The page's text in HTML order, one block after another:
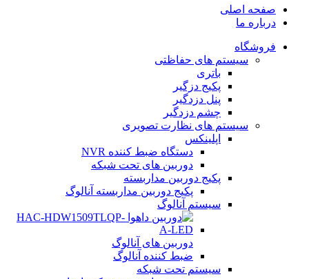
صفحه اصلی
درباره ما
فروشگاه
سیستم های حفاظتی
باتری
پکیج دزگیر
پنل دزدگیر
چشم دزدگیر
سیستم های نظارت تصویری
اپلینکس
دستگاه ضبط کننده NVR
دوربین های تحت شبکه
پکیج دوربین مداربسته
پکیج دوربین مداربسته آنالوگ
سیستم آنالوگ
دوربین های آنالوگ
ضبط کننده آنالوگ
سیستم تحت شبکه